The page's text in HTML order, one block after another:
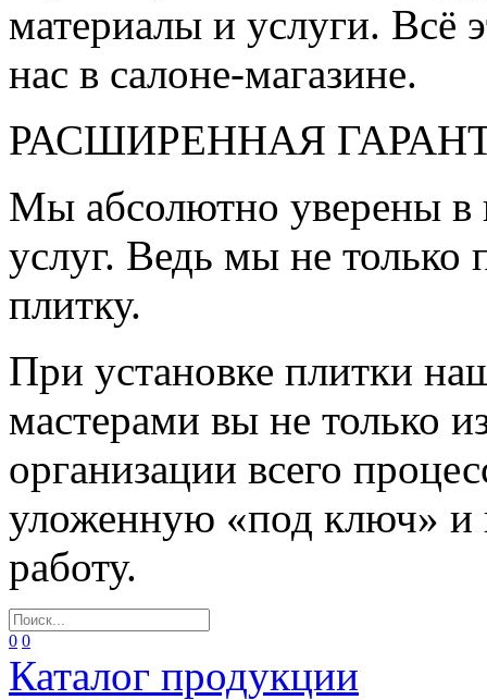
материалы и услуги. Всё
нас в салоне-магазине.
РАСШИРЕННАЯ
Мы абсолютно уверены в
услуг. Ведь мы не
плитку.
При установке плитки
мастерами вы не только
организации всего
уложенную «под ключ» и
работу.
0 0
Каталог продукции